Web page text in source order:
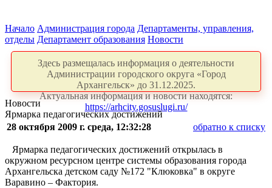
Начало Администрация города Департаменты, управления,
отделы Департамент образования Новости
Здесь размещалась информация о деятельности
Администрации городского округа «Город
Архангельск» до 31.12.2025.
Актуальная информация и новости находятся:
https://arhcity.gosuslugi.ru/
Новости
Ярмарка педагогических достижений
28 октября 2009 г. среда, 12:32:28
обратно к списку
Ярмарка педагогических достижений открылась в
окружном ресурсном центре системы образования города
Архангельска детском саду №172 "Клюковка" в округе
Варавино – Фактория.